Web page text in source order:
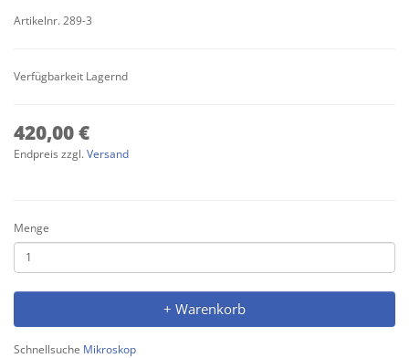
Artikelnr. 289-3
Verfügbarkeit Lagernd
420,00 €
Endpreis zzgl.Versand
Menge
+ Warenkorb
Schnellsuche Mikroskop